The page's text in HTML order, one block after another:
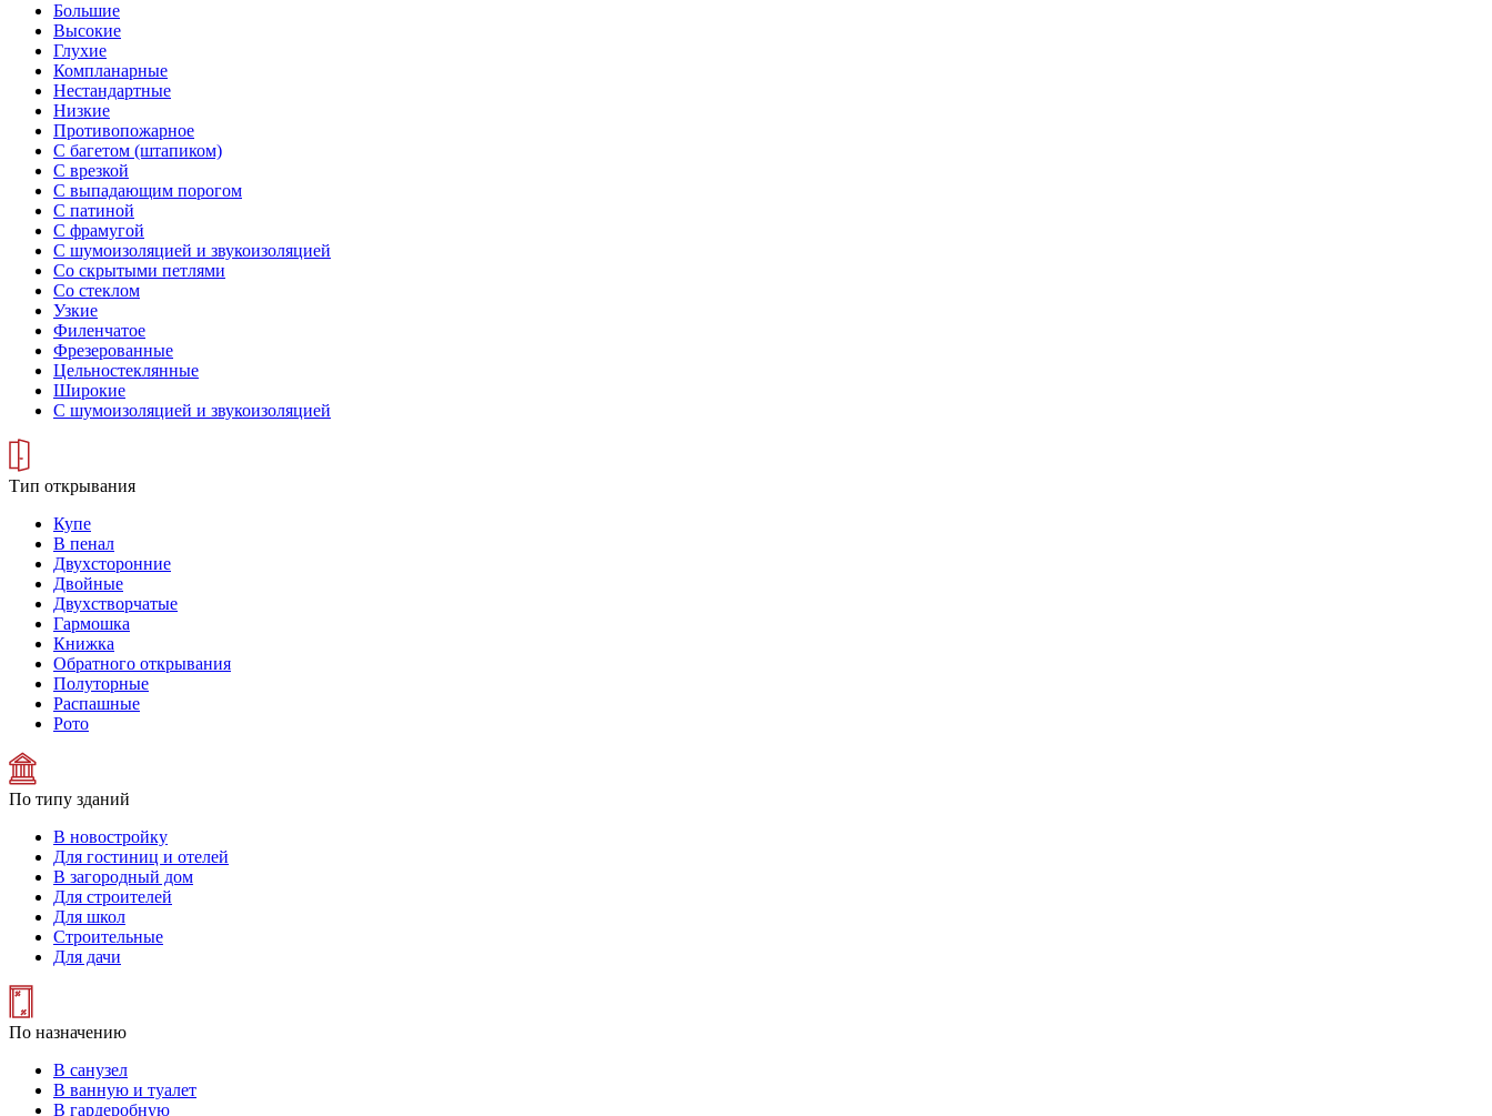
Большие
Высокие
Глухие
Компланарные
Нестандартные
Низкие
Противопожарное
С багетом (штапиком)
С врезкой
С выпадающим порогом
С патиной
С фрамугой
С шумоизоляцией и звукоизоляцией
Со скрытыми петлями
Со стеклом
Узкие
Филенчатое
Фрезерованные
Цельностеклянные
Широкие
С шумоизоляцией и звукоизоляцией
Тип открывания
Купе
В пенал
Двухсторонние
Двойные
Двухстворчатые
Гармошка
Книжка
Обратного открывания
Полуторные
Распашные
Рото
По типу зданий
В новостройку
Для гостиниц и отелей
В загородный дом
Для строителей
Для школ
Строительные
Для дачи
По назначению
В санузел
В ванную и туалет
В гардеробную